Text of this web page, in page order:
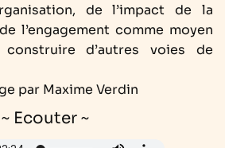
de l’impact de la
l’engagement comme moyen
d’autres voies de
par Maxime Verdin
~ Ecouter ~